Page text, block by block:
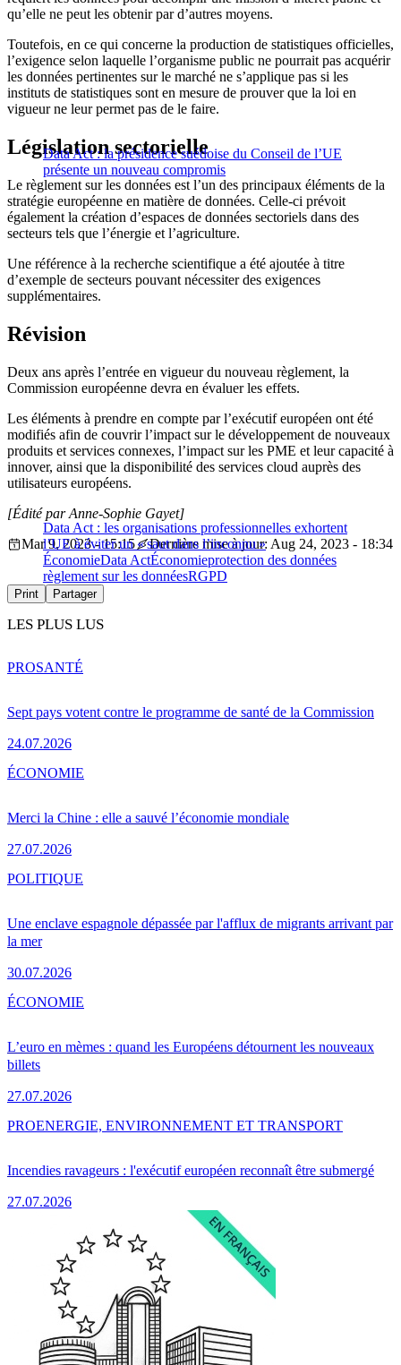
qu’elle ne peut les obtenir par d’autres moyens.
Toutefois, en ce qui concerne la production de statistiques officielles,
l’exigence selon laquelle l’organisme public ne pourrait pas acquérir
les données pertinentes sur le marché ne s’applique pas si les
instituts de statistiques sont en mesure de prouver que la loi en
vigueur ne leur permet pas de le faire.
Data Act : la présidence suédoise du Conseil de l’UE
présente un nouveau compromis
Législation sectorielle
Le règlement sur les données est l’un des principaux éléments de la
stratégie européenne en matière de données. Celle-ci prévoit
également la création d’espaces de données sectoriels dans des
secteurs tels que l’énergie et l’agriculture.
Une référence à la recherche scientifique a été ajoutée à titre
d’exemple de secteurs pouvant nécessiter des exigences
supplémentaires.
Révision
Deux ans après l’entrée en vigueur du nouveau règlement, la
Commission européenne devra en évaluer les effets.
Les éléments à prendre en compte par l’exécutif européen ont été
modifiés afin de couvrir l’impact sur le développement de nouveaux
produits et services connexes, l’impact sur les PME et leur capacité à
innover, ainsi que la disponibilité des services cloud auprès des
utilisateurs européens.
Data Act : les organisations professionnelles exhortent
l’UE à éviter un « saut dans l’inconnu »
[Édité par Anne-Sophie Gayet]
Mar 9, 2023 - 15:15
Dernière mise à jour: Aug 24, 2023 - 18:34
ÉconomieData ActÉconomieprotection des données
règlement sur les donnéesRGPD
Print Partager
LES PLUS LUS
Sept pays votent contre le programme de santé de la Commission
24.07.2026
PROSANTÉ
Merci la Chine : elle a sauvé l’économie mondiale
27.07.2026
ÉCONOMIE
Une enclave espagnole dépassée par l'afflux de migrants arrivant par
la mer
30.07.2026
POLITIQUE
L’euro en mèmes : quand les Européens détournent les nouveaux
billets
27.07.2026
ÉCONOMIE
Incendies ravageurs : l'exécutif européen reconnaît être submergé
27.07.2026
PROENERGIE, ENVIRONNEMENT ET TRANSPORT